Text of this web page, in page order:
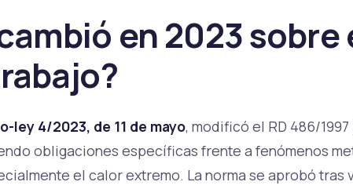
en 2023 sobre
ley 4/2023, de 11 de mayo, modificó el RD 486/
obligaciones específicas frente a fenómenos
el calor extremo. La norma se aprobó tras